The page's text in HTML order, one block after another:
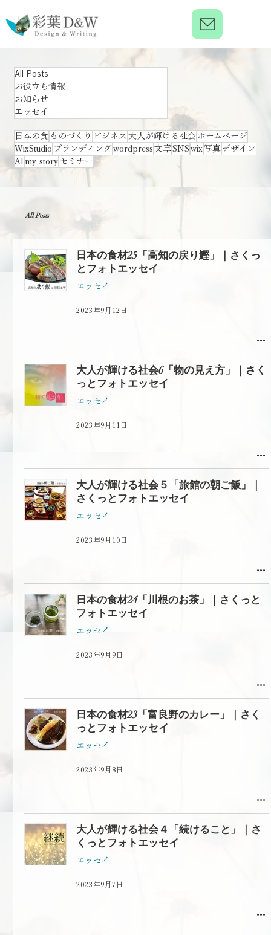
All Posts
お役立ち情報
お知らせ
エッセイ
日本の食 ものづくり ビジネス 大人が輝ける社会 ホームページ
WixStudio ブランディングwordpress 文章SNS wix写真 デザイン
AI
my story セミナー
All Posts
日本の食材25「高知の戻り鰹」｜さくっ
とフォトエッセイ
エッセイ
2023年9月12日
大人が輝ける社会6「物の見え方」｜さく
っとフォトエッセイ
エッセイ
2023年9月11日
大人が輝ける社会５「旅館の朝ご飯」｜
さくっとフォトエッセイ
エッセイ
2023年9月10日
日本の食材24「川根のお茶」｜さくっと
フォトエッセイ
エッセイ
2023年9月9日
日本の食材23「富良野のカレー」｜さく
っとフォトエッセイ
エッセイ
2023年9月8日
大人が輝ける社会４「続けること」｜さ
くっとフォトエッセイ
エッセイ
2023年9月7日